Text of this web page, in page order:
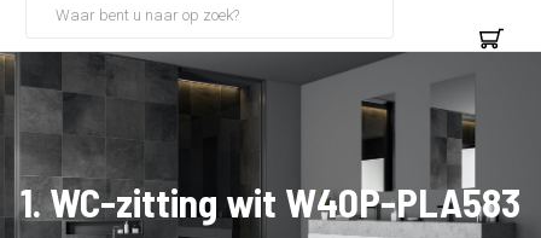
1. WC-zitting wit W40P-PLA583